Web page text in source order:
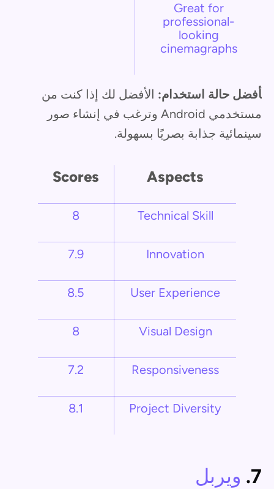
Great for
professional-
looking
cinemagraphs
أفضل حالة استخدام: الأفضل لك إذا كنت من
مستخدمي Android وترغب في إنشاء صور
سينمائية جذابة بصريًا بسهولة.
Aspects
Scores
Technical Skill
8
Innovation
7.9
User Experience
8.5
Visual Design
8
Responsiveness
7.2
Project Diversity
8.1
7. ويربل